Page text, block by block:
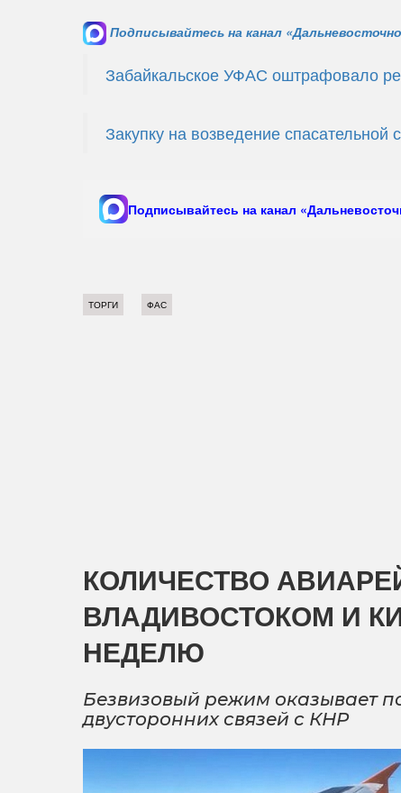
Подписывайтесь на канал
Забайкальское УФАС оштрафовало
Закупку на возведение
Подписывайтесь на канал
ТОРГИ ФАС
КОЛИЧЕСТВО
ВЛАДИВОСТОКОМ И
НЕДЕЛЮ
Безвизовый режим оказывает
двусторонних связей с КНР